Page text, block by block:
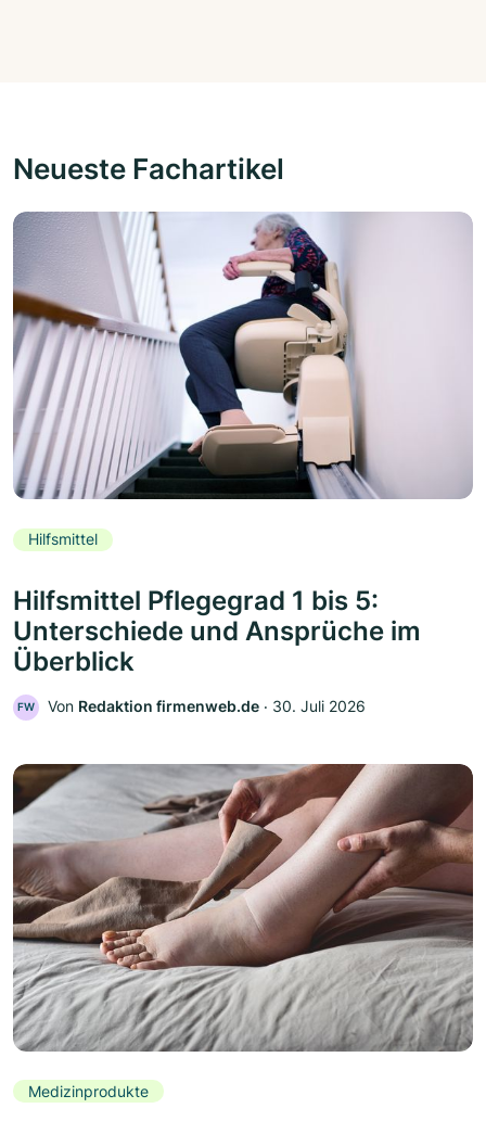
Neueste Fachartikel
Hilfsmittel
Hilfsmittel Pflegegrad 1 bis 5:
Unterschiede und Ansprüche im
Überblick
FW Von Redaktion firmenweb.de ‧ 30. Juli 2026
Medizinprodukte